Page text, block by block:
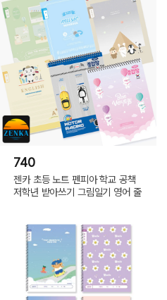
740
젠카 초등 노트 펜피아 학교 공책
저학년 받아쓰기 그림일기 영어 줄